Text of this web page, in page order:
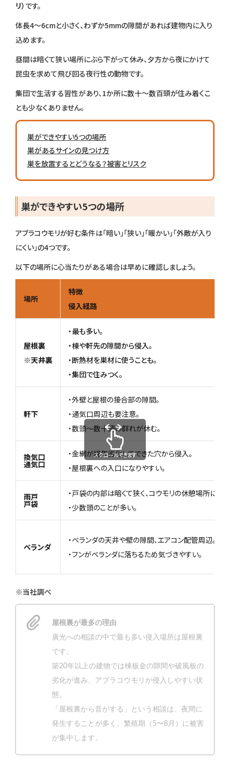
リ） です。
体長4〜6cmと小さく、わずか5mmの隙間があれば建物内に入り
込めます。
昼間は暗くて狭い場所にぶら下がって休み、夕方から夜にかけて
昆虫を求めて飛び回る夜行性の動物です。
集団で生活する習性があり、1か所に数十〜数百頭が住み着くこ
とも少なくありません。
巣ができやすい5つの場所
巣があるサインの見つけ方
巣を放置するとどうなる？被害とリスク
巣ができやすい5つの場所
アブラコウモリが好む条件は「暗い」「狭い」「暖かい」「外敵が入り
にくい」の4つです。
以下の場所に心当たりがある場合は早めに確認しましょう。
場所
特徴
侵入経路
屋根裏
※天井裏
・最も多い。
・棟や軒先の隙間から侵入。
・断熱材を巣材に使うことも。
・集団で住みつく。
軒下
・外壁と屋根の接合部の隙間。
・通気口周辺も要注意。
・数頭〜数十頭の群れが休む。
換気口
通気口
・金網が経年劣化してできた穴から侵入。
・屋根裏への入口になりやすい。
雨戸
戸袋
・戸袋の内部は暗くて狭く、コウモリの休憩場所にな
・少数頭のことが多い。
ベランダ
・ベランダの天井や壁の隙間、エアコン配管周辺。
・フンがベランダに落ちるため気づきやすい。
スクロールできます
※当社調べ
屋根裏が最多の理由
廣光への相談の中で最も多い侵入場所は屋根裏
です。
築20年以上の建物では棟板金の隙間や破風板の
劣化が進み、アブラコウモリが侵入しやすい状
態。
「屋根裏から音がする」という相談は、夜間に
発生することが多く、繁殖期（5〜8月）に被害
が集中します。